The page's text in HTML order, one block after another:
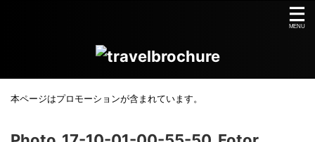
本ページはプロモーションが含まれています。